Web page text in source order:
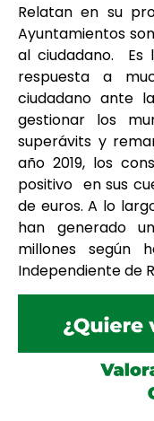
Relatan en su
Ayuntamientos
al ciudadano. Es
respuesta a
ciudadano ante
gestionar los
superávits y
año 2019, los
positivo en sus
de euros. A lo
han generado
millones según
Independiente de